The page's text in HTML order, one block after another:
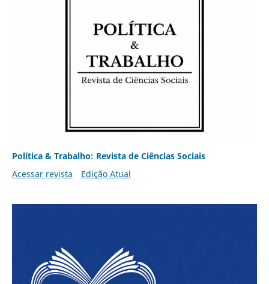
Política & Trabalho: Revista de Ciências Sociais
Acessar revista
Edição Atual